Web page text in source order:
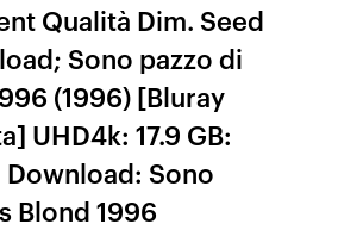
Qualità Dim. Seed
Sono pazzo di
(1996) [Bluray
UHD4k: 17.9 GB:
Download: Sono
Blond 1996